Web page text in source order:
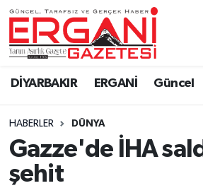
DİYARBAKIR ERGANİ Güncel
HABERLER DÜNYA
Gazze'de İHA
şehit
DİYARBAKIR
BİSMİL
BAĞLAR
ERGANİ
Güncel
Eği̇ti̇m
Ergani Nöbetçi Eczaneler
Ergani Hava Durumu
Ergani Trafik Yoğunluk
Süper Lig Puan Durumu ve